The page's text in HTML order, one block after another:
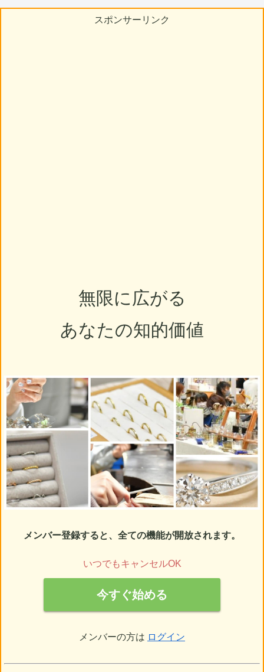
スポンサーリンク
無限に広がる
あなたの知的価値
メンバー登録すると、全ての機能が開放されます。
いつでもキャンセルOK
今すぐ始める
メンバーの方は ログイン